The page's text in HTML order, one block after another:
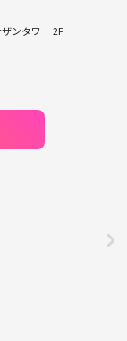
ンタワー 2F